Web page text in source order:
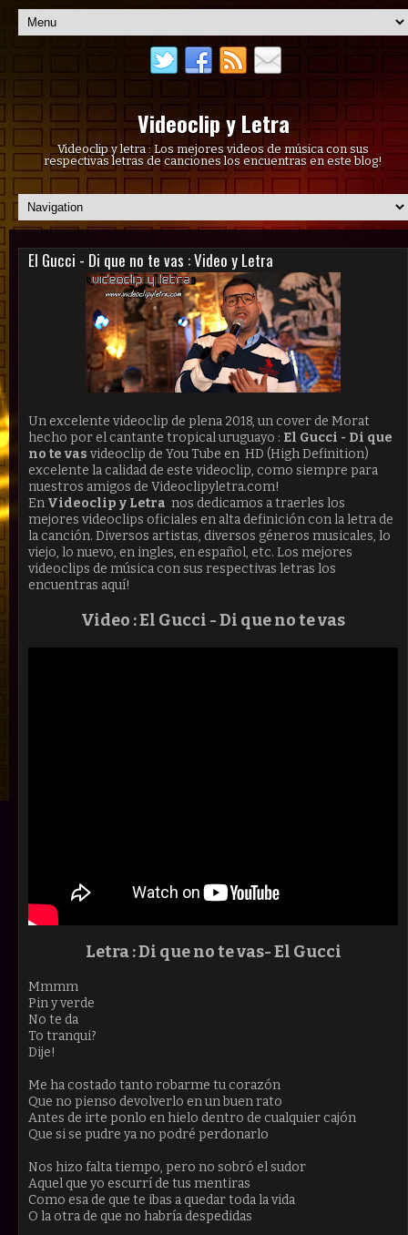
Videoclip y Letra
Videoclip y letra : Los mejores videos de música con sus
respectivas letras de canciones los encuentras en este blog!
El Gucci - Di que no te vas : Video y Letra
Un excelente videoclip de plena 2018, un cover de Morat
hecho por el cantante tropical uruguayo : El Gucci - Di que
no te vas videoclip de You Tube en HD (High Definition)
excelente la calidad de este videoclip, como siempre para
nuestros amigos de Videoclipyletra.com!
En Videoclip y Letra nos dedicamos a traerles los
mejores videoclips oficiales en alta definición con la letra de
la canción. Diversos artistas, diversos géneros musicales, lo
viejo, lo nuevo, en ingles, en español, etc. Los mejores
videoclips de música con sus respectivas letras los
encuentras aquí!
Video : El Gucci -Di que no te vas
Letra :Di que no te vas- El Gucci
Mmmm
Pin y verde
No te da
To tranqui?
Dije!
Me ha costado tanto robarme tu corazón
Que no pienso devolverlo en un buen rato
Antes de irte ponlo en hielo dentro de cualquier cajón
Que si se pudre ya no podré perdonarlo
Nos hizo falta tiempo, pero no sobró el sudor
Aquel que yo escurrí de tus mentiras
Como esa de que te ibas a quedar toda la vida
O la otra de que no habría despedidas